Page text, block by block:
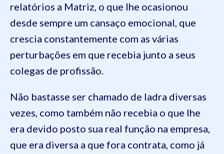
relatórios a Matriz, o que lhe ocasionou
desde sempre um cansaço emocional, que
crescia constantemente com as várias
perturbações em que recebia junto a seus
colegas de profissão.
Não bastasse ser chamado de ladra diversas
vezes, como também não recebia o que lhe
era devido posto sua real função na empresa,
que era diversa a que fora contrata, como já